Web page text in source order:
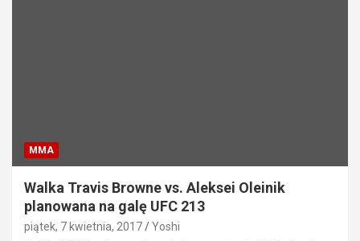
MMA
Walka Travis Browne vs. Aleksei Oleinik
planowana na galę UFC 213
piątek, 7 kwietnia, 2017 Yoshi